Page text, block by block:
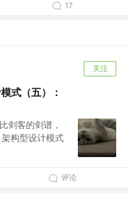
17
关注
式（五）：
剑客的剑谱，
构型设计模式
评论